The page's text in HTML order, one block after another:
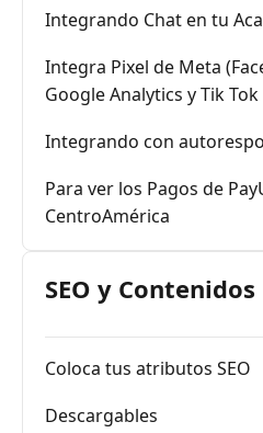
Integrando Chat en tu
Integra Pixel de Meta
Google Analytics y Tik Tok
Integrando con
Para ver los Pagos de
CentroAmérica
SEO y
Coloca tus atributos SEO
Descargables